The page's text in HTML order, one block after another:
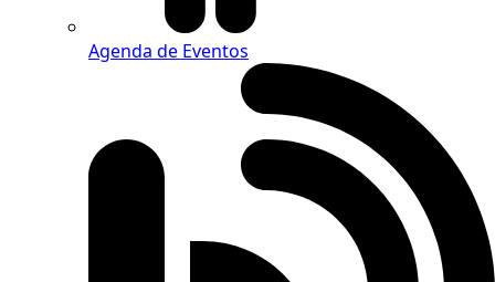
Agenda de Eventos